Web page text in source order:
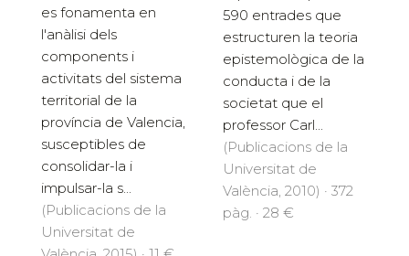
es fonamenta en
l'anàlisi dels
components i
activitats del sistema
territorial de la
província de Valencia,
susceptibles de
consolidar-la i
impulsar-la s...
(Publicacions de la
Universitat de
590 entrades que
estructuren la teoria
epistemològica de la
conducta i de la
societat que el
professor Carl...
(Publicacions de la
Universitat de
València, 2010) · 372
pàg. · 28 €